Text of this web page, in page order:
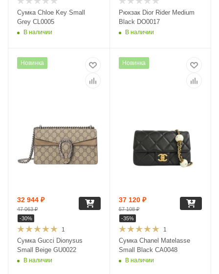
Сумка Chloe Key Small
Grey CL0005
В наличии
Рюкзак Dior Rider Medium
Black DO0017
В наличии
Новинка
1
Сумка Gucci Dionysus
Small Beige GU0022
В наличии
32 944 ₽
47 063₽
-30%
Новинка
1
Сумка Chanel Matelasse
Small Black CA0048
В наличии
37 120₽
57 108₽
-35%